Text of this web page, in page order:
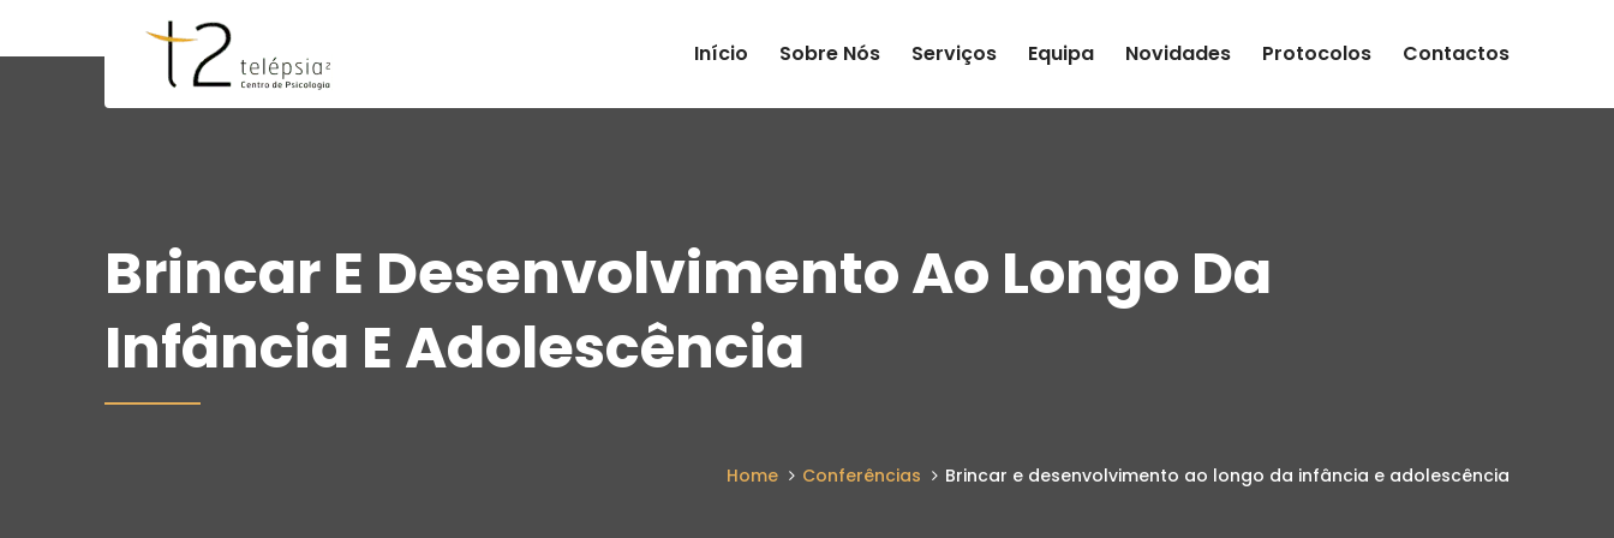
Início Sobre Nós Serviços Equipa Novidades Protocolos Contactos
Brincar E Desenvolvimento Ao Longo Da
Infância E Adolescência
Home Conferências Brincar e desenvolvimento ao longo da infância e adolescência